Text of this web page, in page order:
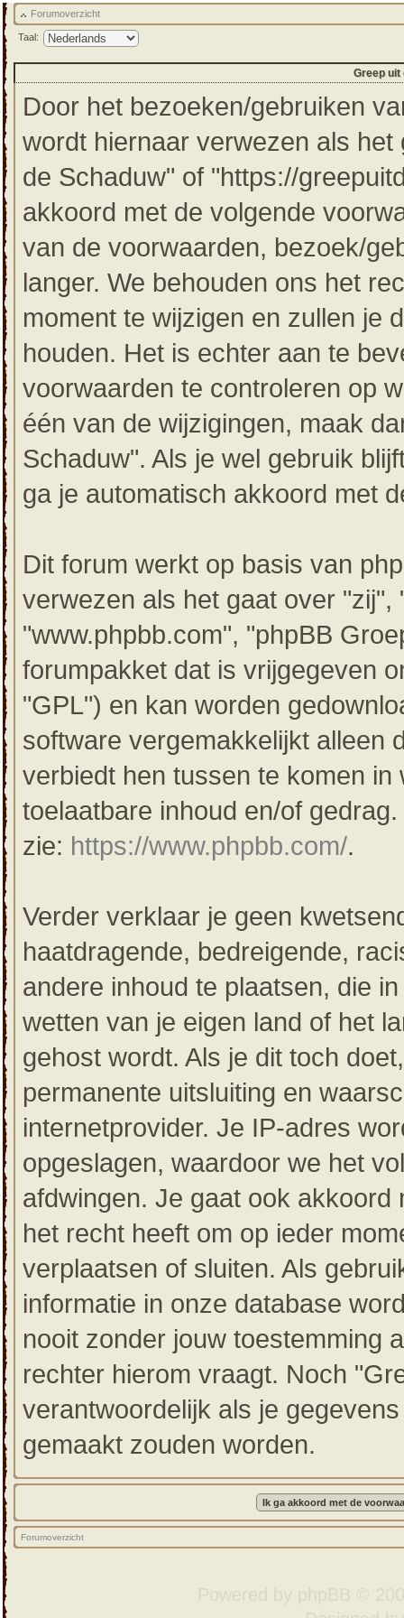
Forumoverzicht
Taal:
Greep uit
Door het bezoeken/gebruiken
wordt hiernaar verwezen als
de Schaduw" of "https://
akkoord met de volgende
van de voorwaarden, bezoek/
langer. We behouden ons het
moment te wijzigen en zullen je
houden. Het is echter aan te
voorwaarden te controleren op
één van de wijzigingen, maak
Schaduw". Als je wel gebruik
ga je automatisch akkoord met
Dit forum werkt op basis van
verwezen als het gaat over
"www.phpbb.com", "phpBB
forumpakket dat is vrijgegeven
"GPL") en kan worden
software vergemakkelijkt alleen
verbiedt hen tussen te komen
toelaatbare inhoud en/of
zie: https://www.phpbb.com/.
Verder verklaar je geen
haatdragende, bedreigende,
andere inhoud te plaatsen, die
wetten van je eigen land of het
gehost wordt. Als je dit toch
permanente uitsluiting en
internetprovider. Je IP-adres
opgeslagen, waardoor we het
afdwingen. Je gaat ook
het recht heeft om op ieder
verplaatsen of sluiten. Als
informatie in onze database
nooit zonder jouw toestemming
rechter hierom vraagt. Noch
verantwoordelijk als je
gemaakt zouden worden.
Forumoverzicht